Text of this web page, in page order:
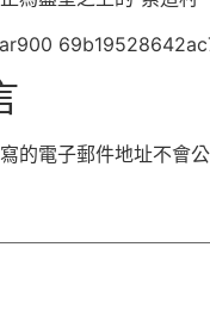
的電子郵件地址不會公